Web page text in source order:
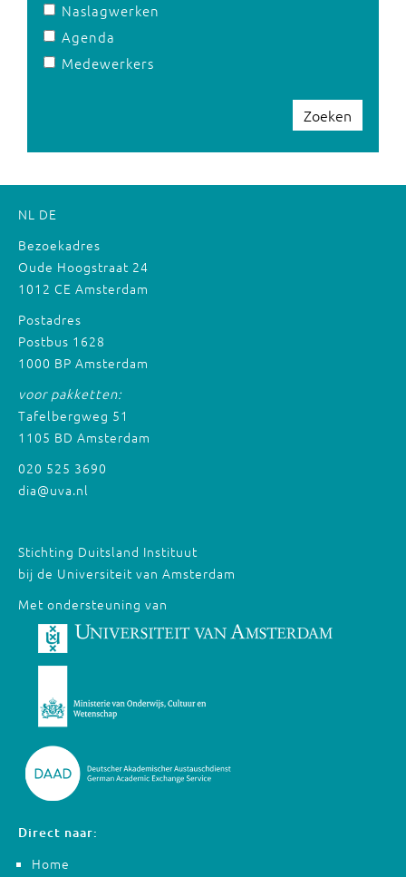
Naslagwerken
Agenda
Medewerkers
Zoeken
NL DE
Bezoekadres
Oude Hoogstraat 24
1012 CE Amsterdam
Postadres
Postbus 1628
1000 BP Amsterdam
voor pakketten:
Tafelbergweg 51
1105 BD Amsterdam
020 525 3690
dia@uva.nl
Stichting Duitsland Instituut
bij de Universiteit van Amsterdam
Met ondersteuning van
Direct naar:
Home